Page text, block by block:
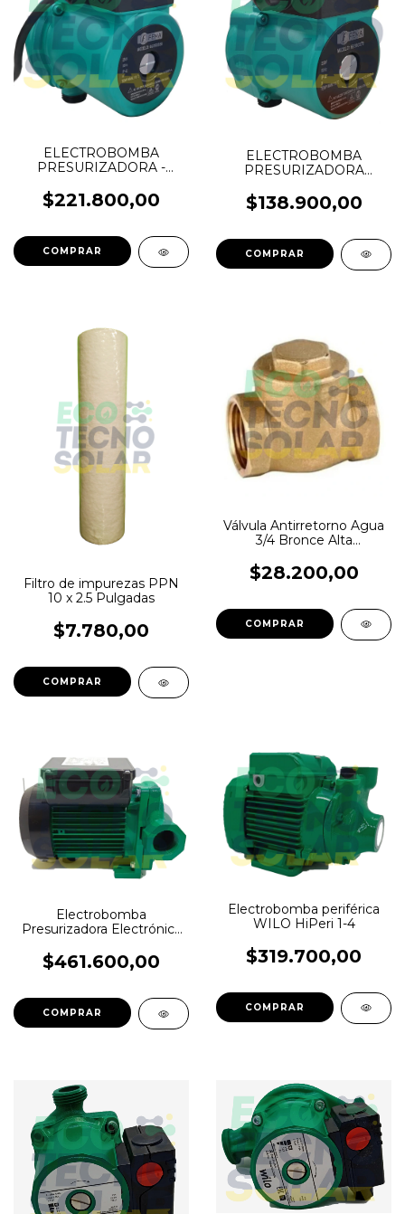
ELECTROBOMBA
PRESURIZADORA -
DUCHAS
$221.800,00
ELECTROBOMBA
PRESURIZADORA
DUCHA
$138.900,00
Filtro de impurezas PPN
10 x 2.5 Pulgadas
$7.780,00
Válvula Antirretorno Agua
3/4 Bronce Alta
$28.200,00
Electrobomba
Presurizadora Electrónica
$461.600,00
Electrobomba periférica
WILO HiPeri 1-4
$319.700,00